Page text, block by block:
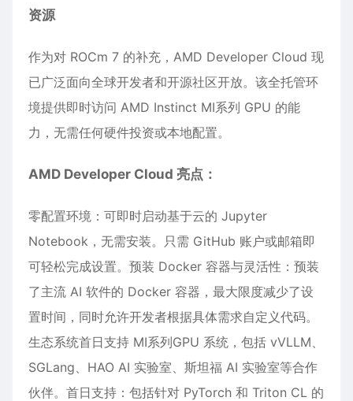
资源
作为对 ROCm 7 的补充，AMD Developer Cloud 现
已广泛面向全球开发者和开源社区开放。该全托管环
境提供即时访问 AMD Instinct MI系列 GPU 的能
力，无需任何硬件投资或本地配置。
AMD Developer Cloud 亮点：
零配置环境：可即时启动基于云的 Jupyter
Notebook，无需安装。只需 GitHub 账户或邮箱即
可轻松完成设置。预装 Docker 容器与灵活性：预装
了主流 AI 软件的 Docker 容器，最大限度减少了设
置时间，同时允许开发者根据具体需求自定义代码。
生态系统首日支持 MI系列GPU 系统，包括 vVLLM、
SGLang、HAO AI 实验室、斯坦福 AI 实验室等合作
伙伴。首日支持：包括针对 PyTorch 和 Triton CL 的